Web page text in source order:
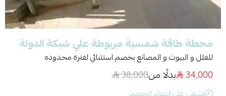
محطة طاقة شمسية مربوطة علي شبكة الدولة
للفلل و البيوت و المصانع بخصم استثنائي لفترة محدوده
34,000 بدلًا من38,000